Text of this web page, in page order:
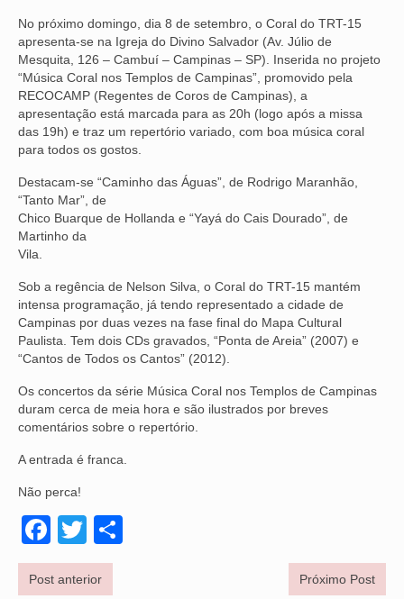
SUBSEDES
ARAÇATUBA
BAURU
PRESIDENTE PRUDENTE
RIBEIRÃO PRETO
SÃO JOSÉ DOS CAMPOS
SOROCABA
NOTÍCIAS
BOLETIM
VÍDEOS
CONVÊNIOS
SINDICALIZE-SE
NÚCLEOS
APOSENTADOS
No próximo domingo, dia 8 de setembro, o Coral do TRT-15
apresenta-se na Igreja do Divino Salvador (Av. Júlio de
Mesquita, 126 – Cambuí – Campinas – SP). Inserida no projeto
“Música Coral nos Templos de Campinas”, promovido pela
RECOCAMP (Regentes de Coros de Campinas), a
apresentação está marcada para as 20h (logo após a missa
das 19h) e traz um repertório variado, com boa música coral
para todos os gostos.
Destacam-se “Caminho das Águas”, de Rodrigo Maranhão,
“Tanto Mar”, de
Chico Buarque de Hollanda e “Yayá do Cais Dourado”, de
Martinho da
Vila.
Sob a regência de Nelson Silva, o Coral do TRT-15 mantém
intensa programação, já tendo representado a cidade de
Campinas por duas vezes na fase final do Mapa Cultural
Paulista. Tem dois CDs gravados, “Ponta de Areia” (2007) e
“Cantos de Todos os Cantos” (2012).
Os concertos da série Música Coral nos Templos de Campinas
duram cerca de meia hora e são ilustrados por breves
comentários sobre o repertório.
A entrada é franca.
Não perca!
Facebook
Twitter
Post anterior Próximo Post